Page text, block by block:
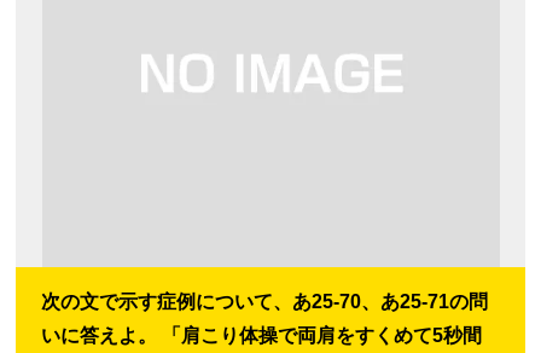
次の文で示す症例について、あ25-70、あ25-71の問
いに答えよ。 「肩こり体操で両肩をすくめて5秒間